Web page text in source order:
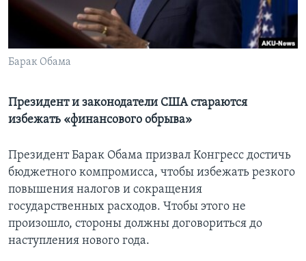
Learning English
СОЦИАЛЬНЫЕ СЕТИ
Языки
Барак Обама
Президент и законодатели США стараются
избежать «финансового обрыва»
Президент Барак Обама призвал Конгресс достичь
бюджетного компромисса, чтобы избежать резкого
повышения налогов и сокращения
государственных расходов. Чтобы этого не
произошло, стороны должны договориться до
наступления нового года.